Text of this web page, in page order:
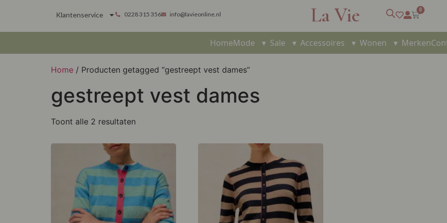
Klantenservice 0228 315 356 info@lavieonline.nl La Vie 0
HomeMode ▾ Sale ▾ Accessoires ▾ Wonen ▾ Merken
Home / Producten getagged “gestreept vest dames”
gestreept vest dames
Toont alle 2 resultaten